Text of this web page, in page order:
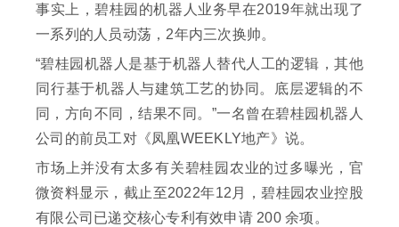
事实上，碧桂园的机器人业务早在2019年就出现了
一系列的人员动荡，2年内三次换帅。
“碧桂园机器人是基于机器人替代人工的逻辑，其他
同行基于机器人与建筑工艺的协同。底层逻辑的不
同，方向不同，结果不同。”一名曾在碧桂园机器人
公司的前员工对《凤凰WEEKLY地产》说。
市场上并没有太多有关碧桂园农业的过多曝光，官
微资料显示，截止至2022年12月，碧桂园农业控股
有限公司已递交核心专利有效申请 200 余项。